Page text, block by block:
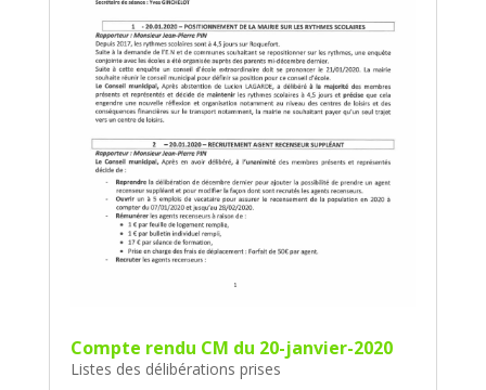
Compte rendu CM du 20-janvier-2020
Listes des délibérations prises